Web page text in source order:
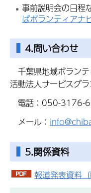
事前説明会の日程
ばボランティアナ
4.問い合わせ
千葉県地域ボラン
活動法人サービスグラ
電話：050-3176-
メール：
5.関係資料
報道発表資料